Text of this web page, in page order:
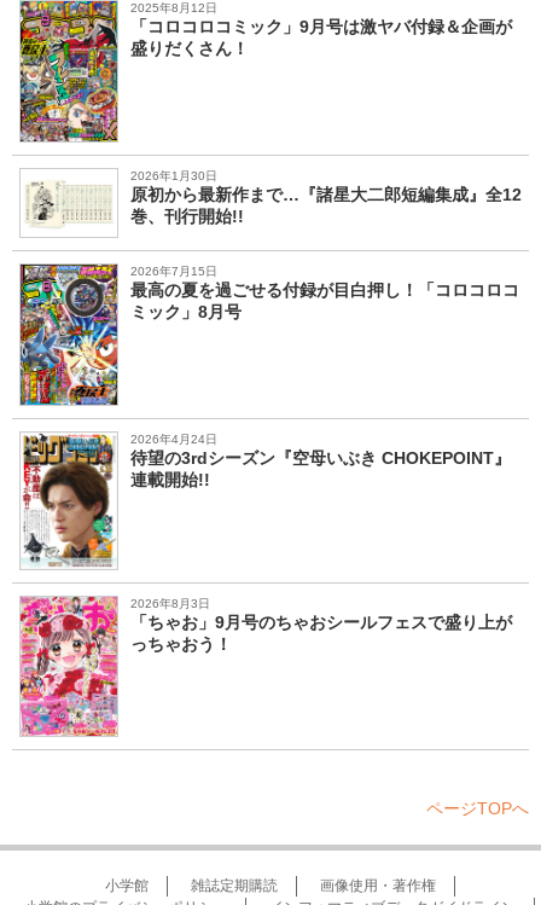
2025年8月12日
「コロコロコミック」9月号は激ヤバ付録＆企画が
盛りだくさん！
2026年1月30日
原初から最新作まで…『諸星大二郎短編集成』全12
巻、刊行開始!!
2026年7月15日
最高の夏を過ごせる付録が目白押し！「コロコロコ
ミック」8月号
2026年4月24日
待望の3rdシーズン『空母いぶき CHOKEPOINT』
連載開始!!
2026年8月3日
「ちゃお」9月号のちゃおシールフェスで盛り上が
っちゃおう！
ページTOPへ
小学館 雑誌定期購読
画像使用・著作権